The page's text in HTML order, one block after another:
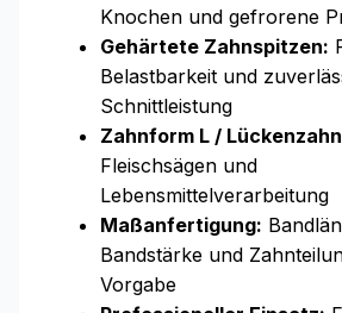
Knochen und gefrorene
Gehärtete Zahnspitzen:
Belastbarkeit und
Schnittleistung
Zahnform L /
Fleischsägen und
Lebensmittelverarbeitung
Maßanfertigung:
Bandstärke und
Vorgabe